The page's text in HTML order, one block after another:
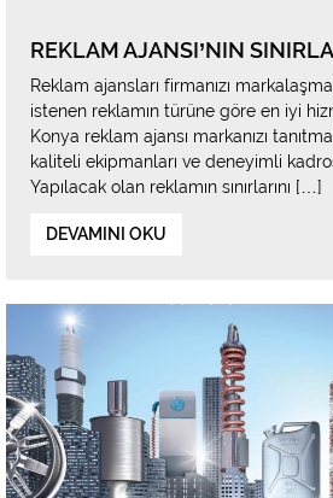
REKLAM AJANSI’NIN
Reklam ajansları firmanızı
istenen reklamın türüne göre en iyi
Konya reklam ajansı markanızı
kaliteli ekipmanları ve deneyimli
Yapılacak olan reklamın sınırlarını […]
DEVAMINI OKU